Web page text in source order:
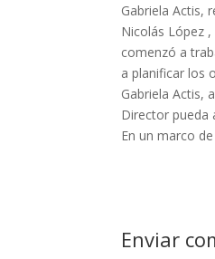
Gabriela Actis,
Nicolás López
comenzó a
a planificar los
Gabriela Actis,
Director pueda
En un marco
Enviar